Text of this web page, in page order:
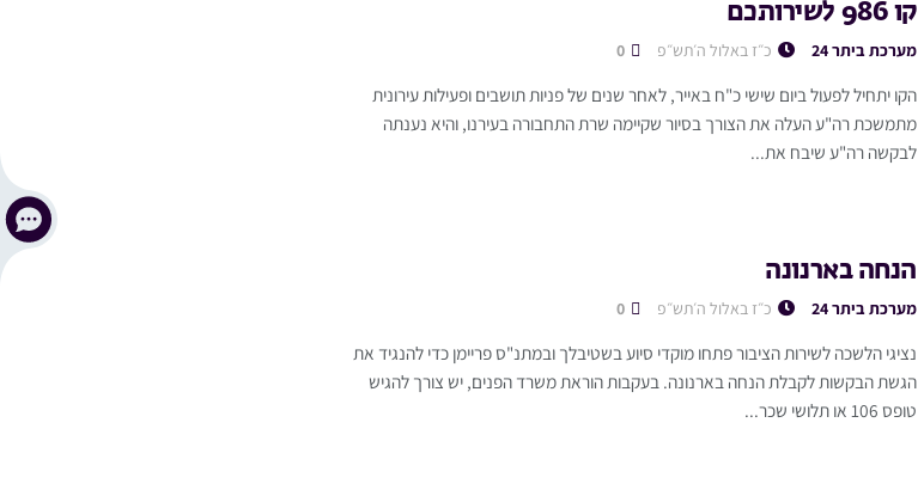
קו 986 לשירותכם
מערכת ביתר 24 כ״ז באלול ה׳תש״פ
הקו יתחיל לפעול ביום שישי כ"ח באייר, לאחר שנים של פניות תושבים ופעילות עירונית
מתמשכת רה"ע העלה את הצורך בסיור שקיימה שרת התחבורה בעירנו, והיא נענתה
לבקשה רה"ע שיבח את...
הנחה בארנונה
מערכת ביתר 24 כ״ז באלול ה׳תש״פ
נציגי הלשכה לשירות הציבור פתחו מוקדי סיוע בשטיבלך ובמתנ"ס פריימן כדי להנגיד את
הגשת הבקשות לקבלת הנחה בארנונה. בעקבות הוראת משרד הפנים, יש צורך להגיש
טופס 106 או תלושי שכר...